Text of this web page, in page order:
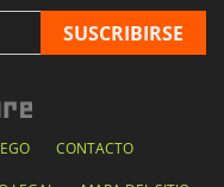
CONTACTO